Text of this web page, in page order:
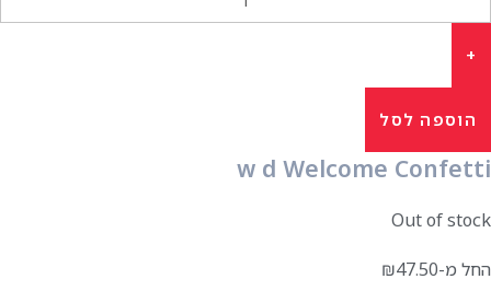
הוספה לסל
w d Welcome Confetti
Out of stock
החל מ- ₪47.50